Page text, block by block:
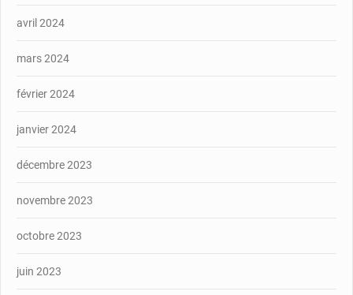
avril 2024
mars 2024
février 2024
janvier 2024
décembre 2023
novembre 2023
octobre 2023
juin 2023